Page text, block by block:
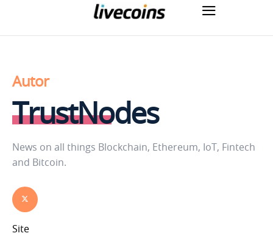
Autor
TrustNodes
News on all things Blockchain, Ethereum, IoT, Fintech
and Bitcoin.
Site